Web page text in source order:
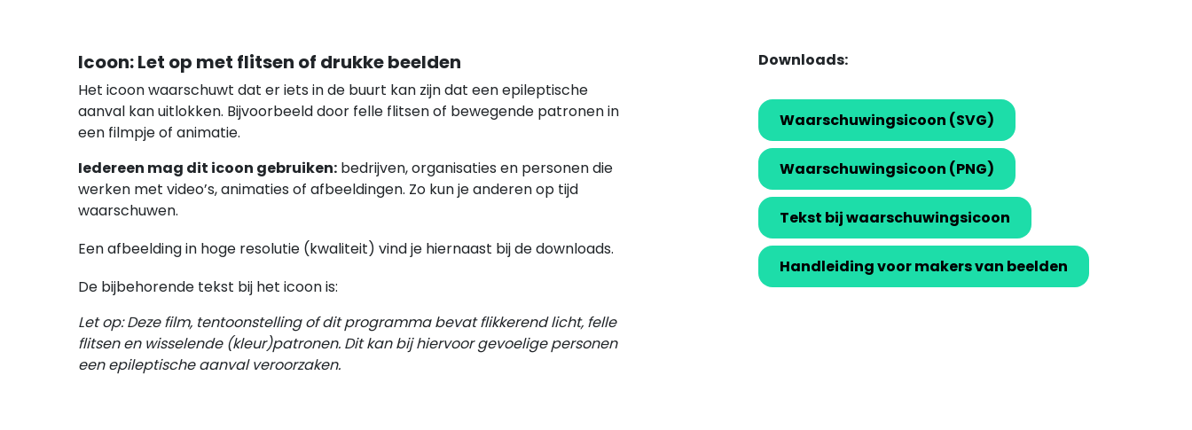
Icoon: Let op met flitsen of drukke beelden
Het icoon waarschuwt dat er iets in de buurt kan zijn dat een epileptische
aanval kan uitlokken. Bijvoorbeeld door felle flitsen of bewegende patronen in
een filmpje of animatie.
Iedereen mag dit icoon gebruiken: bedrijven, organisaties en personen die
werken met video’s, animaties of afbeeldingen. Zo kun je anderen op tijd
waarschuwen.
Een afbeelding in hoge resolutie (kwaliteit) vind je hiernaast bij de downloads.
De bijbehorende tekst bij het icoon is:
Let op: Deze film, tentoonstelling of dit programma bevat flikkerend licht, felle
flitsen en wisselende (kleur)patronen. Dit kan bij hiervoor gevoelige personen
een epileptische aanval veroorzaken.
Downloads:
Waarschuwingsicoon (SVG)
Waarschuwingsicoon (PNG)
Tekst bij waarschuwingsicoon
Handleiding voor makers van beelden